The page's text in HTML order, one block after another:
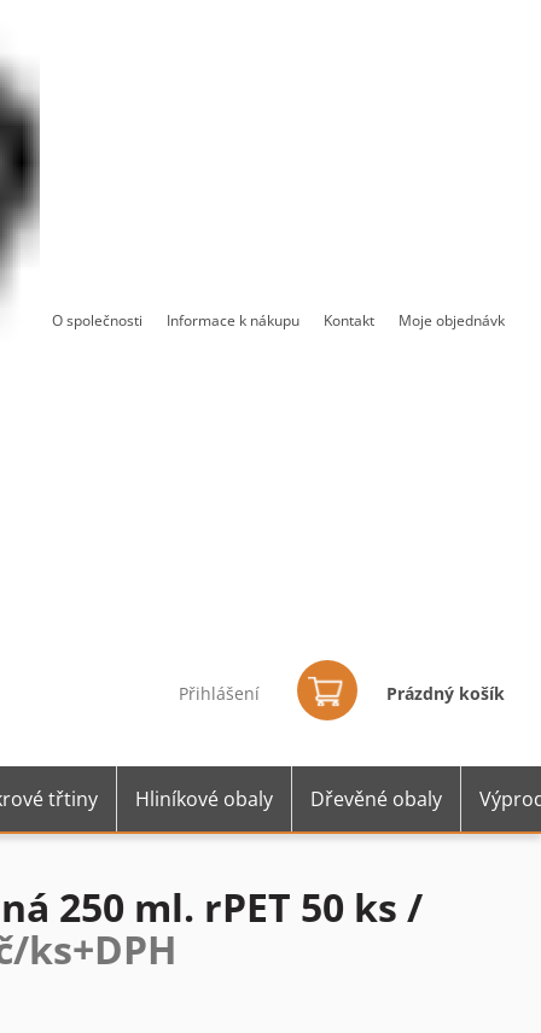
O společnosti Informace k nákupu Kontakt Moje objednávka
Přihlášení
košík
Prázdný košík
třtiny Hliníkové obaly Dřevěné obaly
250 ml. rPET 50 ks /
ks+DPH